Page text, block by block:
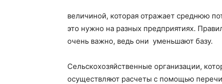
величиной, которая отражает среднюю
это нужно на разных предприятиях.
очень важно, ведь они уменьшают базу.
Сельскохозяйственные организации,
осуществляют расчеты с помощью